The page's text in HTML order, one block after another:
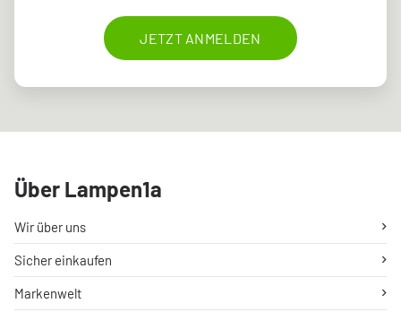
JETZT ANMELDEN
Über Lampen1a
Wir über uns
Sicher einkaufen
Markenwelt